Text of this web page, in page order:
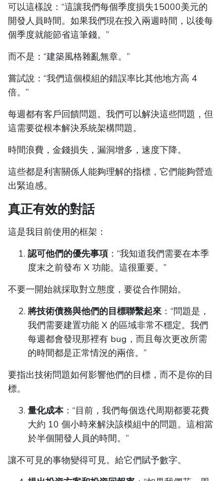
可以這樣說：“這讓我們每個季度損失15000美元的
開發人員時間。如果我們現在投入兩週時間，以後每
個季度就能節省這筆錢。”
而不是：“建築風格雜亂無章。”
嘗試說：“我們這個模組的錯誤率比其他地方高 4
倍。”
每週都有客戶回饋問題。我們可以解決這些問題，但
這需要從根本解決系統架構問題。
時間浪費，金錢損失，漏洞增多，速度下降。
這些都是利害關係人能夠理解的指標，它們能夠營造
出緊迫感。
真正有效的對話
這是我目前使用的框架：
認可他們的優先事項 ：“我知道我們需要在本季
度末之前發布 X 功能。這很重要。”
不要一開始就採取對立態度，要從合作開始。
將技術債務與他們的目標聯繫起來：“問題是，
我們需要建置功能 X 的區域非常不穩定。我們
每週都會發現那裡有 bug，而且每次更改所需
的時間都是正常情況的兩倍。”
要指出技術問題如何影響他們的目標，而不是你的目
標。
量化成本：“目前，我們每個迭代周期都要花費
大約 10 個小時來解決該模組中的問題。這相當
於半個開發人員的時間。”
讓不可見的事物變得可見。給它們賦予數字。